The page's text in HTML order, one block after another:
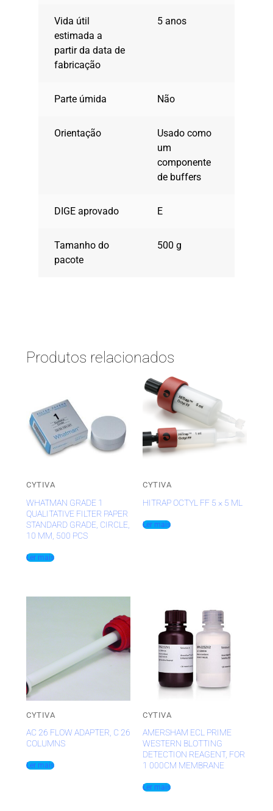
Vida útil
estimada a
partir da data de
fabricação
5 anos
Parte úmida Não
Orientação
Usado como
um
componente
de buffers
DIGE aprovado E
Tamanho do
pacote
500 g
Produtos relacionados
CYTIVA
WHATMAN GRADE 1
QUALITATIVE FILTER PAPER
STANDARD GRADE, CIRCLE,
10 MM, 500 PCS
Ler mais
CYTIVA
HITRAP OCTYL FF 5 × 5 ML
Ler mais
CYTIVA
AC 26 FLOW ADAPTER, C 26
COLUMNS
Ler mais
CYTIVA
AMERSHAM ECL PRIME
WESTERN BLOTTING
DETECTION REAGENT, FOR
1 000CM MEMBRANE
Ler mais